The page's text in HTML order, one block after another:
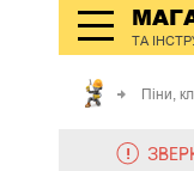
ТА
Піни,